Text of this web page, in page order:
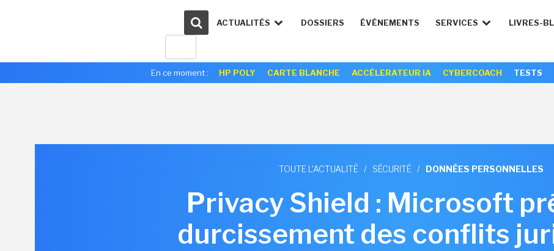
ACTUALITÉS DOSSIERS ÉVÉNEMENTS SERVICES LIVRES-
En ce moment : HP POLY CARTE BLANCHE ACCÉLERATEUR IA CYBERCOACH TESTS
TOUTE L'ACTUALITÉ / SÉCURITÉ / DONNÉES PERSONNELLES
Privacy Shield : Microsoft
durcissement des conflits